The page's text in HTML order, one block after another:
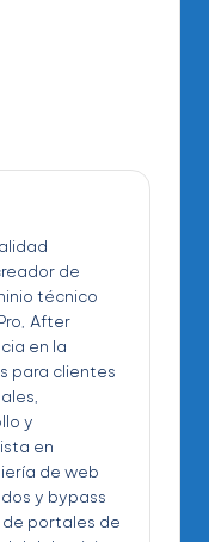
de
técnico
After
en la
para clientes
y
en
de web
y bypass
portales de